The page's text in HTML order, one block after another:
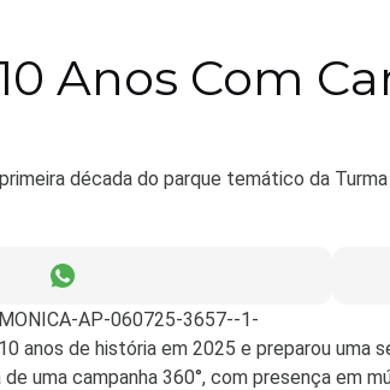
Anos Com
década do parque temático da
anos de história em 2025 e preparou uma
uma campanha 360°, com presença em